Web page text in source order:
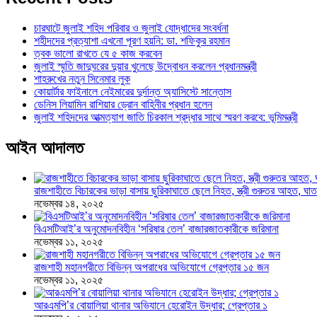
চারঘাটে জুলাই শহিদ পরিবার ও জুলাই যোদ্ধাদের সংবর্ধনা
শহীদদের প্রত্যাশা এখনো পূরণ হয়নি: ডা. শফিকুর রহমান
ত্বক ভালো রাখতে যে ৫ কাজ করবেন
জুলাই স্মৃতি জাদুঘরের দুয়ার খুলেছে উদ্বোধন করলেন প্রধানমন্ত্রী
শাহরুখের নতুন সিনেমার লুক
কোয়ার্টার ফাইনালে নেইমারের দুর্দান্ত অ্যাসিস্টে সান্তোস
ডেনিস লিয়ামিন রাশিয়ার ড্রোন বাহিনীর প্রধান হলেন
জুলাই শহিদদের আত্মত্যাগ জাতি চিরকাল শ্রদ্ধার সাথে স্মরণ করবে: ভূমিমন্ত্রী
আইন আদালত
রাজশাহীতে বিচারকের ভাড়া বাসায় ছুরিকাঘাতে ছেলে নিহত, স্ত্রী গুরুতর আহত,
নভেম্বর ১৪, ২০২৫
বিএসটিআই’র অনুমোদনবিহীন ‘সরিষার তেল’ বাজারজাতকারীকে জরিমানা
নভেম্বর ১১, ২০২৫
রাজশাহী মহানগরীতে বিভিন্ন অপরাধের অভিযোগে গ্রেপ্তার ১৫ জন
নভেম্বর ১১, ২০২৫
আরএমপি’র বোয়ালিয়া থানার অভিযানে হেরোইন উদ্ধার; গ্রেপ্তার ১